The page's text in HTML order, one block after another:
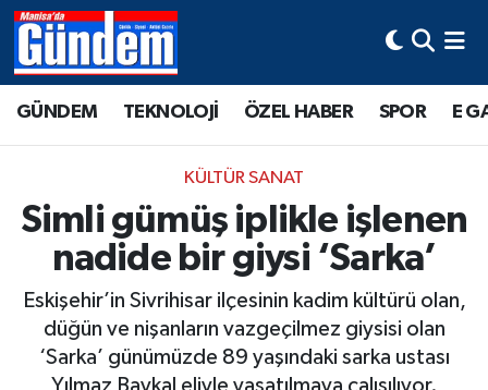
GÜNDEM TEKNOLOJİ ÖZEL HABER SPOR E
KÜLTÜR SANAT
Simli gümüş iplikle işlenen
nadide bir giysi ‘Sarka’
Eskişehir’in Sivrihisar ilçesinin kadim kültürü olan,
düğün ve nişanların vazgeçilmez giysisi olan
‘Sarka’ günümüzde 89 yaşındaki sarka ustası
Manisa Hava Durumu
Tüm Manşetler
Son Dakika Haberleri
Haber Arşivi